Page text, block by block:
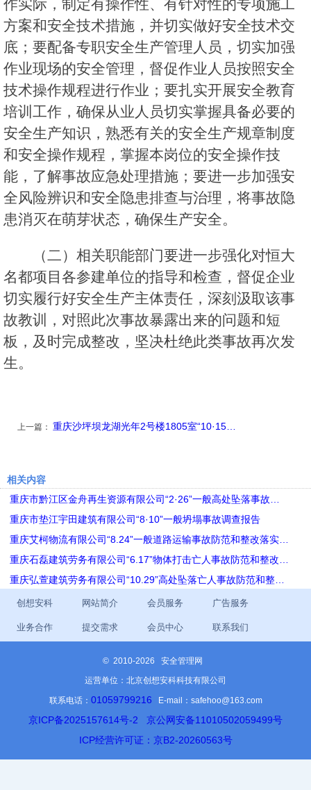
作实际，制定有操作性、有针对性的专项施工
方案和安全技术措施，并切实做好安全技术交
底；要配备专职安全生产管理人员，切实加强
作业现场的安全管理，督促作业人员按照安全
技术操作规程进行作业；要扎实开展安全教育
培训工作，确保从业人员切实掌握具备必要的
安全生产知识，熟悉有关的安全生产规章制度
和安全操作规程，掌握本岗位的安全操作技
能，了解事故应急处理措施；要进一步加强安
全风险辨识和安全隐患排查与治理，将事故隐
患消灭在萌芽状态，确保生产安全。
（二）相关职能部门要进一步强化对恒大
名都项目各参建单位的指导和检查，督促企业
切实履行好安全生产主体责任，深刻汲取该事
故教训，对照此次事故暴露出来的问题和短
板，及时完成整改，坚决杜绝此类事故再次发
生。
上一篇： 重庆沙坪坝龙湖光年2号楼1805室“10·15…
相关内容
重庆市黔江区金舟再生资源有限公司“2·26”一般高处坠落事故…
重庆市垫江宇田建筑有限公司“8·10”一般坍塌事故调查报告
重庆艾柯物流有限公司“8.24”一般道路运输事故防范和整改落实…
重庆石磊建筑劳务有限公司“6.17”物体打击亡人事故防范和整改…
重庆弘萱建筑劳务有限公司“10.29”高处坠落亡人事故防范和整…
创想安科 网站简介 会员服务 广告服务
业务合作 提交需求 会员中心 联系我们
© 2010-2026 安全管理网
运营单位：北京创想安科科技有限公司
联系电话： 01059799216 E-mail：safehoo@163.com
京ICP备2025157614号-2
京公网安备11010502059499号
ICP经营许可证：京B2-20260563号